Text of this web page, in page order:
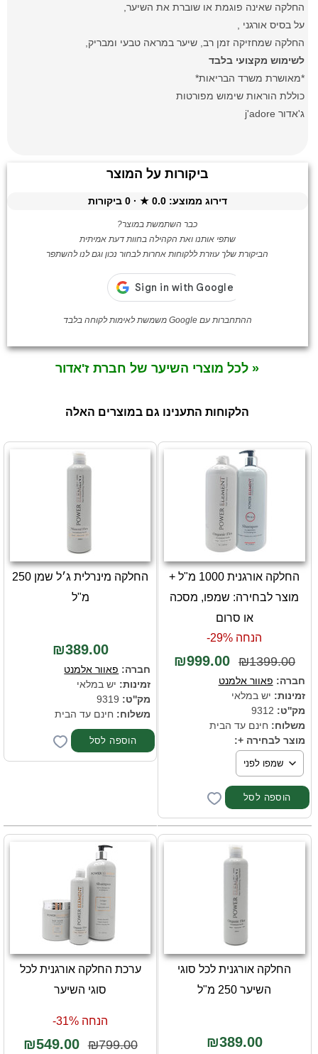
החלקה שאינה פוגמת או שוברת את השיער,
על בסיס אורגני ,
החלקה שמחזיקה זמן רב, שיער במראה טבעי ומבריק,
לשימוש מקצועי בלבד
*מאושרת משרד הבריאות*
כוללת הוראות שימוש מפורטות
ג'אדור j'adore
ביקורות על המוצר
דירוג ממוצע:0.0
★ ·
0 ביקורות
כבר השתמשת במוצר?
שתפי אותנו ואת הקהילה בחוות דעת אמיתית
הביקורת שלך עוזרת ללקוחות אחרות לבחור נכון וגם לנו להשתפר
ההתחברות עם Google משמשת לאימות לקוחה בלבד
« לכל מוצרי השיער של חברת ז'אדור
הלקוחות התענינו גם במוצרים האלה
החלקה אורגנית 1000 מ"ל +
מוצר לבחירה: שמפו, מסכה
או סרום
הנחה 29%-
₪1399.00
₪999.00
חברה: פאוור אלמנט
זמינות: יש במלאי
מק''ט:
משלוח: חינם עד הבית
מוצר לבחירה +:
החלקה מינרלית ג׳ל שמן 250
מ"ל
₪389.00
חברה: פאוור אלמנט
זמינות: יש במלאי
מק''ט:
משלוח: חינם עד הבית
החלקה אורגנית לכל סוגי
השיער 250 מ"ל
₪389.00
ערכת החלקה אורגנית לכל
סוגי השיער
הנחה 31%-
₪799.00
₪549.00